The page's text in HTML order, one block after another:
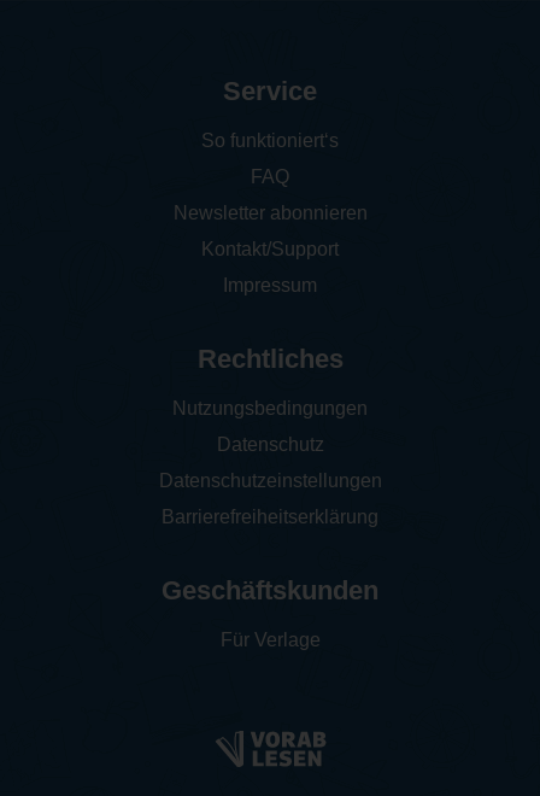
Service
So funktioniert‘s
FAQ
Newsletter abonnieren
Kontakt/Support
Impressum
Rechtliches
Nutzungsbedingungen
Datenschutz
Datenschutzeinstellungen
Barrierefreiheitserklärung
Geschäftskunden
Für Verlage